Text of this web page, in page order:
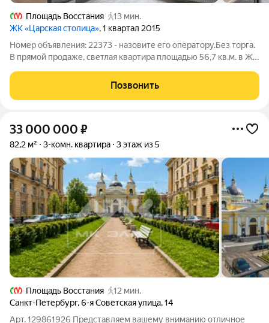
Площадь Восстания
13 мин.
ЖК «Царская столица», 1 квартал 2015
Номер объявления: 22373 - назовите его оператору.Без торга.
В прямой продаже, светлая квартира площадью 56,7 кв.м. в ЖК
монолитный дом 2014 года постройки, два лифта грузовой и
пассажирский,
Позвонить
33 000 000 ₽
82,2 м² 3-комн. квартира 3 этаж из 5
Площадь Восстания
12 мин.
Санкт-Петербург,6-я Советская улица,14
Арт. 129861926 Представляем вашему вниманию отличное